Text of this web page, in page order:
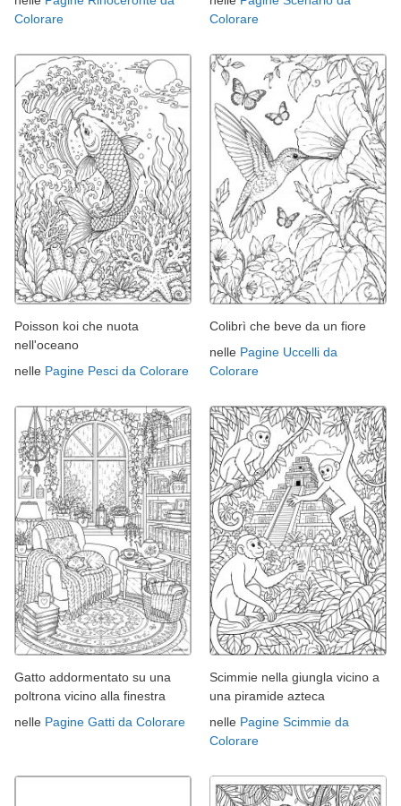
Colorare
Colorare
Poisson koi che nuota
nell'oceano
nelle Pagine Pesci da Colorare
Colibrì che beve da un fiore
nelle Pagine Uccelli da
Colorare
Gatto addormentato su una
poltrona vicino alla finestra
nelle Pagine Gatti da Colorare
Scimmie nella giungla vicino a
una piramide azteca
nelle Pagine Scimmie da
Colorare